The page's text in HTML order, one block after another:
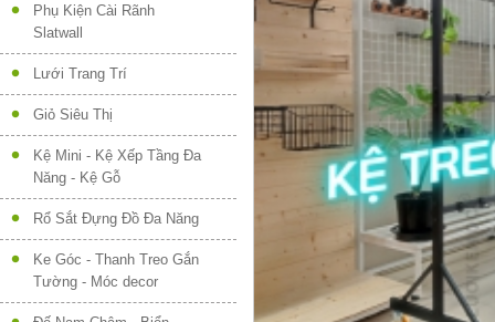
Phụ Kiện Cài Rãnh
Slatwall
Lưới Trang Trí
Giỏ Siêu Thị
Kệ Mini - Kệ Xếp Tầng Đa
Năng - Kệ Gỗ
Rổ Sắt Đựng Đồ Đa Năng
Ke Góc - Thanh Treo Gắn
Tường - Móc decor